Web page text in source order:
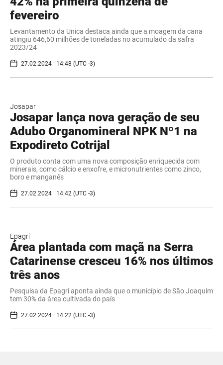
fevereiro
Levantamento da Unica destaca ainda que a moagem da cana
atingiu 646,60 milhões de toneladas no acumulado da safra
2023/24
27.02.2024 | 14:48 (UTC -3)
Josapar
Josapar lança nova geração de seu
Adubo Organomineral NPK Nº1 na
Expodireto Cotrijal
O produto conta com uma nova composição enriquecida com
minerais, como cálcio e enxofre, e micronutrientes como zinco,
boro e manganês
27.02.2024 | 14:42 (UTC -3)
Epagri
Área plantada com maçã na Serra
Catarinense cresceu 16% nos últimos
três anos
Pesquisa da Epagri aponta ainda que o município de São Joaquim
tem 30% da área cultivada do país
27.02.2024 | 14:22 (UTC -3)